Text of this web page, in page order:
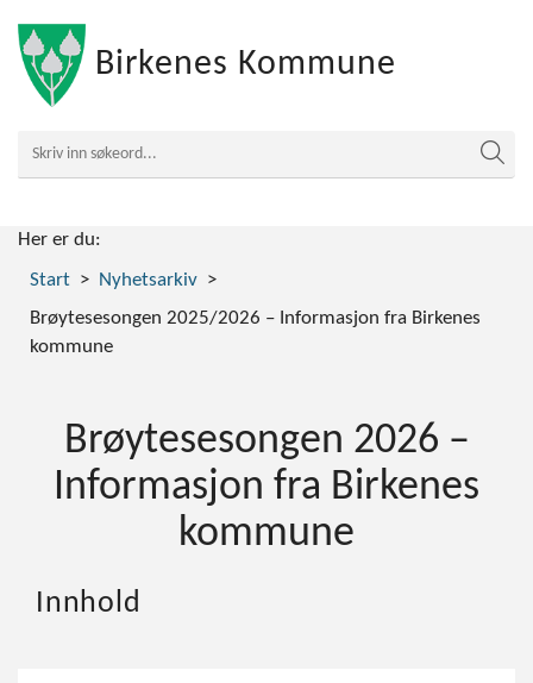
Birkenes Kommune
Her er du:
Start
Nyhetsarkiv
Brøytesesongen 2025/2026 – Informasjon fra Birkenes
kommune
Brøytesesongen 2026 –
Informasjon fra Birkenes
kommune
Innhold